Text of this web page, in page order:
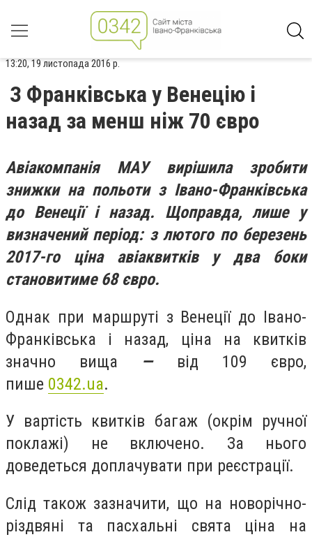
13:20, 19 листопада 2016 р.
З Франківська у Венецію і
назад за менш ніж 70 євро
Авіакомпанія МАУ вирішила зробити
знижки на польоти з Івано-Франківська
до Венеції і назад. Щоправда, лише у
визначений період: з лютого по березень
2017-го ціна авіаквитків у два боки
становитиме 68 євро.
Однак при маршруті з Венеції до Івано-
Франківська і назад, ціна на квитків
значно вища —від 109 євро,
пише 0342.ua.
У вартість квитків багаж (окрім ручної
поклажі) не включено. За нього
доведеться доплачувати при реєстрації.
Слід також зазначити, що на новорічно-
різдвяні та пасхальні свята ціна на